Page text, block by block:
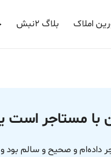
املاک بلاگ ۲نبش
مستاجر است
داده‌ام و صحیح و سالم